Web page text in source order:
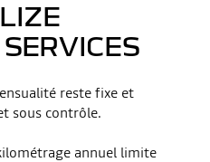
reste fixe et
sous contrôle.
annuel limite